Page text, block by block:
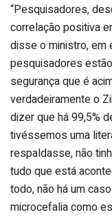
“Pesquisadores,
correlação positiva
disse o ministro, em
pesquisadores
segurança que é
verdadeiramente o
dizer que há 99,5%
tivéssemos uma
respaldasse, não
tudo que está
todo, não há um
microcefalia como